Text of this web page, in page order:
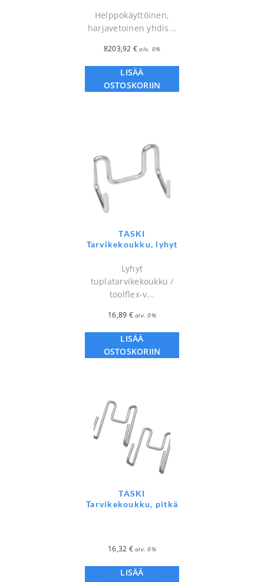
Helppokäyttöinen,
harjavetoinen yhdis...
8203,92 € alv. 0%
LISÄÄ
OSTOSKORIIN
TASKI
Tarvikekoukku, lyhyt
Lyhyt
tuplatarvikekoukku /
toolflex-v...
16,89 € alv. 0%
LISÄÄ
OSTOSKORIIN
TASKI
Tarvikekoukku, pitkä
16,32 € alv. 0%
LISÄÄ